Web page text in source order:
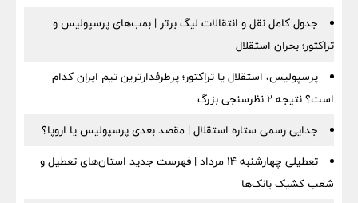
جدول کامل نقل و انتقالات لیگ برتر | بمب‌های پرسپولیس و
تراکتور؛ بحران استقلال
پرسپولیس، استقلال یا تراکتور؛ پرطرفدارترین تیم ایران کدام
است؟ نتیجه ۲ نظرسنجی بزرگ
جدایی رسمی ستاره استقلال | مقصد بعدی پرسپولیس یا اروپا؟
تعطیلی چهارشنبه ۱۴ مرداد | فهرست جدید استان‌های تعطیل و
شعب کشیک بانک‌ها